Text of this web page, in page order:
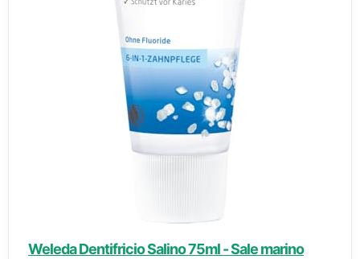
Weleda Dentifricio Salino 75ml - Sale marino